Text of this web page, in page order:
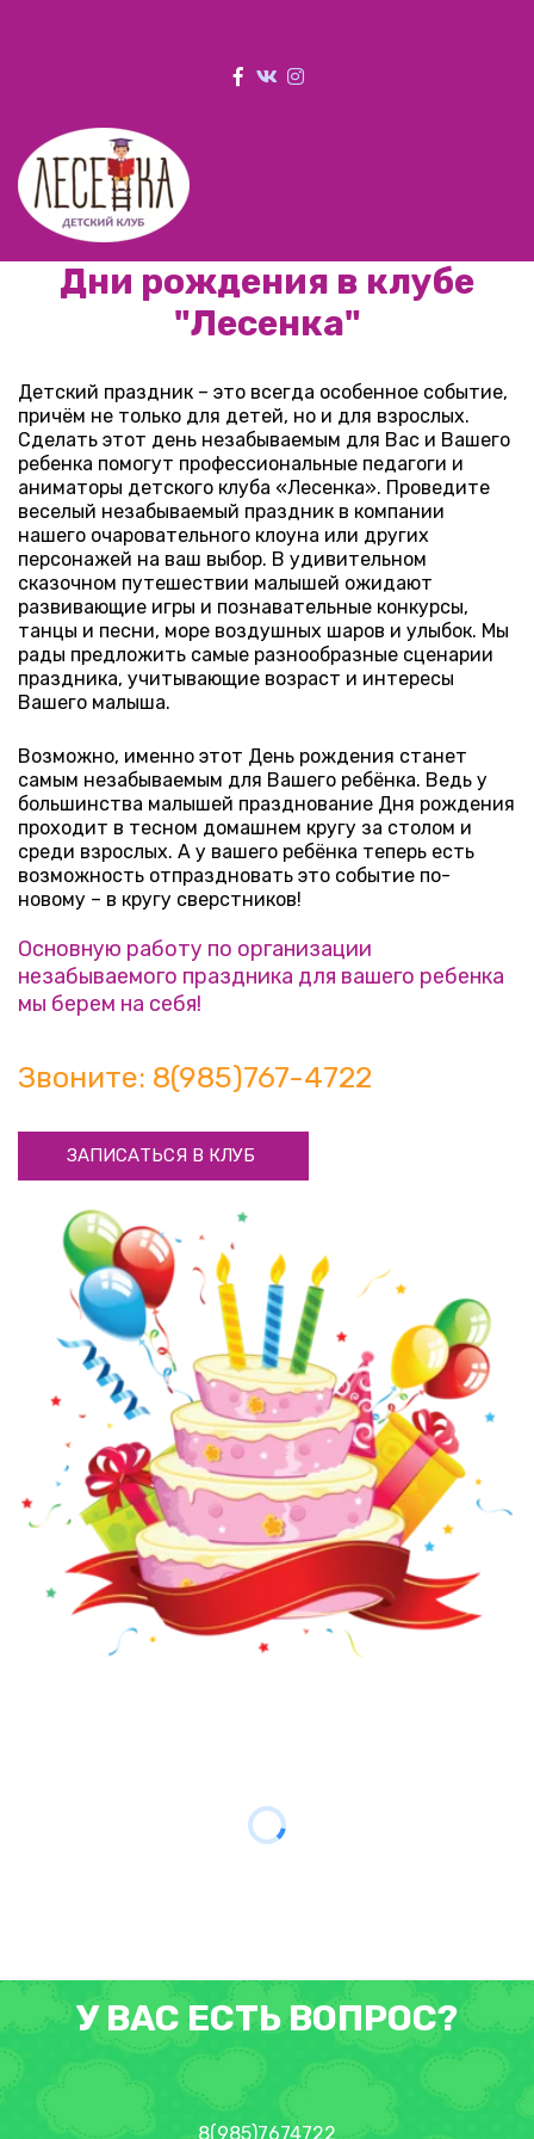
Дни рождения в клубе
"Лесенка"
Детский праздник – это всегда особенное событие,
причём не только для детей, но и для взрослых.
Сделать этот день незабываемым для Вас и Вашего
ребенка помогут профессиональные педагоги и
аниматоры детского клуба «Лесенка». Проведите
веселый незабываемый праздник в компании
нашего очаровательного клоуна или других
персонажей на ваш выбор. В удивительном
сказочном путешествии малышей ожидают
развивающие игры и познавательные конкурсы,
танцы и песни, море воздушных шаров и улыбок. Мы
рады предложить самые разнообразные сценарии
праздника, учитывающие возраст и интересы
Вашего малыша.
Возможно, именно этот День рождения станет
самым незабываемым для Вашего ребёнка. Ведь у
большинства малышей празднование Дня рождения
проходит в тесном домашнем кругу за столом и
среди взрослых. А у вашего ребёнка теперь есть
возможность отпраздновать это событие по-
новому – в кругу сверстников!
Основную работу по организации
незабываемого праздника для вашего ребенка
мы берем на себя!
Звоните: 8(985)767-4722
ЗАПИСАТЬСЯ В КЛУБ
У ВАС ЕСТЬ ВОПРОС?
8(985)7674722